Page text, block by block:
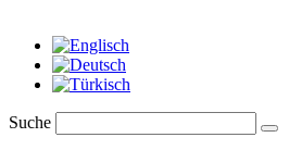
Suche